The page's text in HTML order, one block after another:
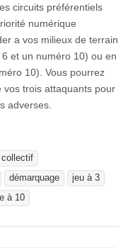
circuits préférentiels
numérique
a vos milieux de terrain
et un numéro 10) ou en
10). Vous pourrez
trois attaquants pour
adverses.
démarquage
jeu à 3
à 10